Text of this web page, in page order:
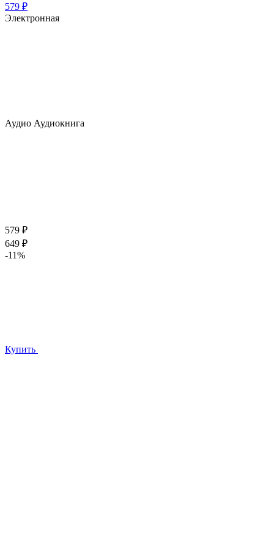
579 ₽
Электронная
Аудио Аудиокнига
579 ₽
649 ₽
-11%
Купить